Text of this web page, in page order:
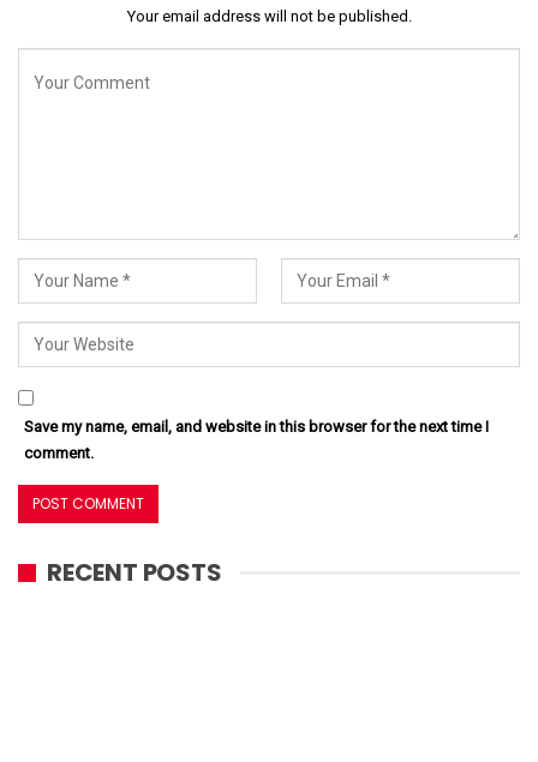
Your email address will not be published.
Save my name, email, and website in this browser for the next time I
comment.
RECENT POSTS